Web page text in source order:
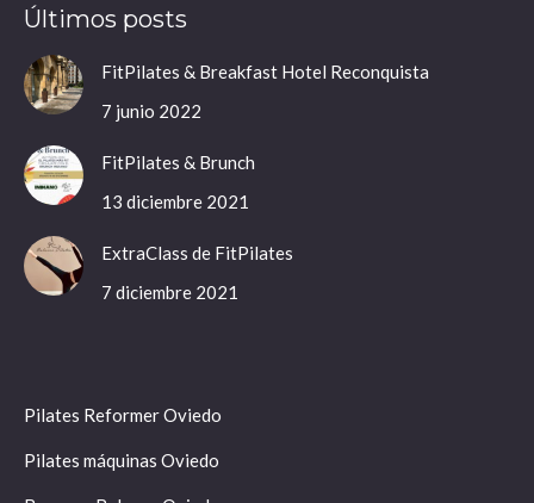
opens
in
new
window
opens
new
window
opens
new
window
opens
new
window
Últimos posts
FitPilates & Breakfast Hotel Reconquista
7 junio 2022
FitPilates & Brunch
13 diciembre 2021
ExtraClass de FitPilates
7 diciembre 2021
Pilates Reformer Oviedo
Pilates máquinas Oviedo